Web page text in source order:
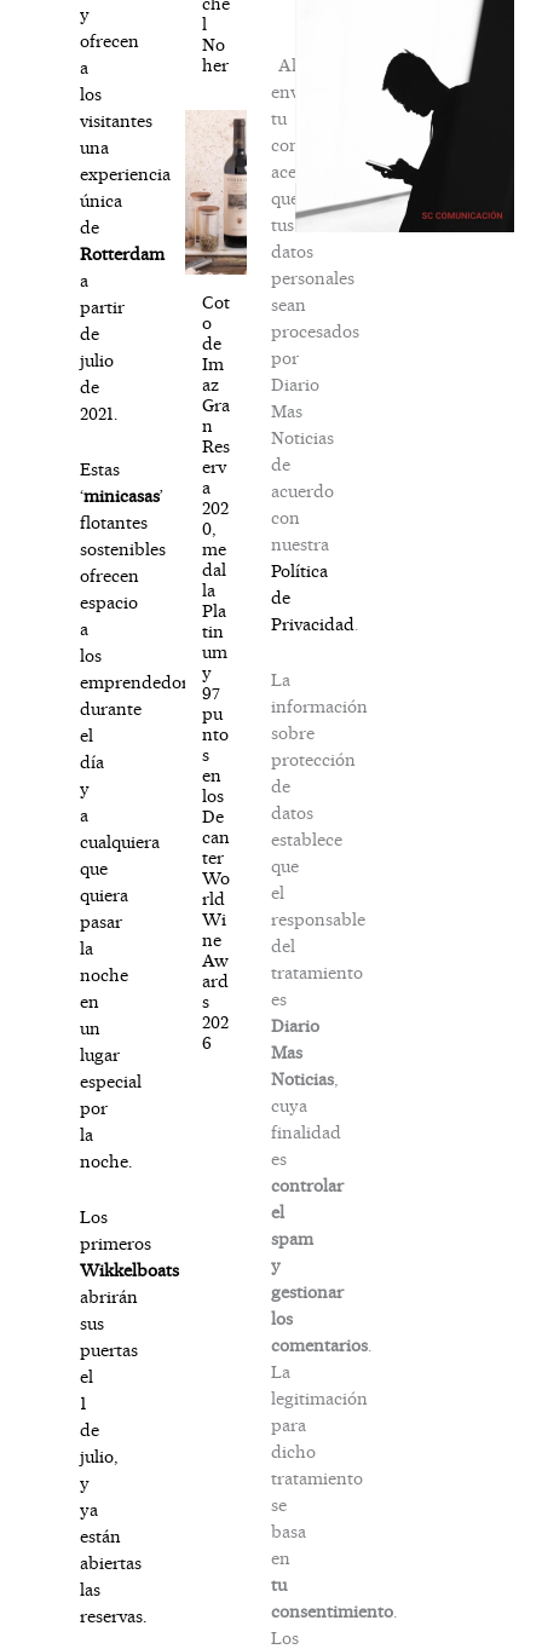
y
ofrecen
a
los
visitantes
una
experiencia
única
de
Rotterdam
a
partir
de
julio
de
2021.
Estas
‘minicasas’
flotantes
sostenibles
ofrecen
espacio
a
los
emprendedores
durante
el
día
y
a
cualquiera
que
quiera
pasar
la
noche
en
un
lugar
especial
por
la
noche.
Los
primeros
Wikkelboats
abrirán
sus
puertas
el
1
de
julio,
y
ya
están
abiertas
las
reservas.
l
No
her
Cot
o
de
Im
az
Gra
n
Res
erv
a
202
0,
me
dal
la
Pla
tin
um
y
97
pu
nto
s
en
los
De
can
ter
Wo
rld
Wi
ne
Aw
ard
s
202
6
Al
enviar
tu
comentario,
aceptas
que
tus
datos
personales
sean
procesados
por
Diario
Mas
Noticias
de
acuerdo
con
nuestra
Política
de
Privacidad
La
información
sobre
protección
de
datos
establece
que
el
responsable
del
tratamiento
es
Diario
Mas
Noticias,
cuya
finalidad
es
controlar
el
spam
y
gestionar
los
comentarios.
La
legitimación
para
dicho
tratamiento
se
basa
en
tu
consentimiento.
Los